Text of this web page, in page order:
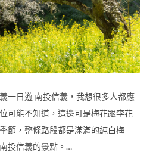
一日遊 南投信義，我想很多人都應
可能不知道，這邊可是梅花跟李花
節，整條路段都是滿滿的純白梅
投信義的景點。…